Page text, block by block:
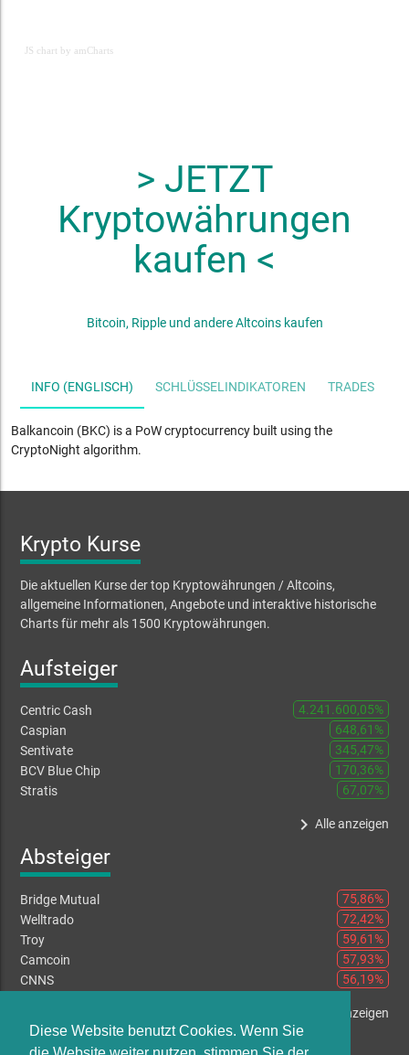
Diese Website benutzt Cookies. Wenn Sie
JS chart by amCharts
> JETZT
Kryptowährungen
kaufen <
Bitcoin, Ripple und andere Altcoins kaufen
INFO (ENGLISCH) SCHLÜSSELINDIKATOREN TRADES
Balkancoin (BKC) is a PoW cryptocurrency built using the
CryptoNight algorithm.
Krypto Kurse
Die aktuellen Kurse der top Kryptowährungen / Altcoins,
allgemeine Informationen, Angebote und interaktive historische
Charts für mehr als 1500 Kryptowährungen.
Aufsteiger
Centric Cash
4.241.600,05%
Caspian
648,61%
Sentivate
345,47%
BCV Blue Chip
170,36%
Stratis
67,07%
keyboard_arrow_right Alle anzeigen
Absteiger
Bridge Mutual
75,86%
Welltrado
72,42%
Troy
59,61%
Camcoin
57,93%
CNNS
56,19%
Alle anzeigen